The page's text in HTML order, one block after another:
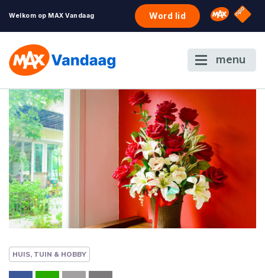
Welkom op MAX Vandaag Word lid Omroep
NPO
menu
HUIS, TUIN & HOBBY